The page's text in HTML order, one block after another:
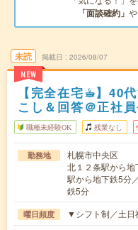
「面談確約」 や
未読
NEW
掲載日 2026/08/07
【完全在宅☕︎】40
こし＆回答＠正社
職種未経験OK 残業なし
勤務地
札幌市中央区
北１２条駅から
駅から地下鉄5分
鉄5分
曜日頻度 ▼シフト制／土日